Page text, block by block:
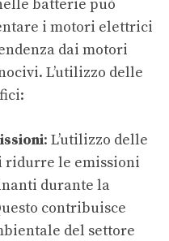
batterie può
i motori elettrici
dai motori
L’utilizzo delle
: L’utilizzo delle
ridurre le emissioni
durante la
contribuisce
del settore